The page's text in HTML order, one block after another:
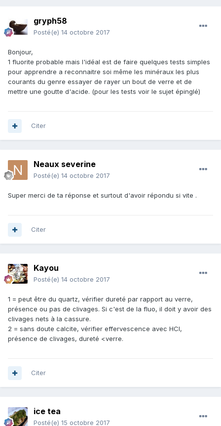
gryph58
Posté(e) 14 octobre 2017
Bonjour,
1 fluorite probable mais l'idéal est de faire quelques tests simples
pour apprendre a reconnaitre soi même les minéraux les plus
courants du genre essayer de rayer un bout de verre et de
mettre une goutte d'acide. (pour les tests voir le sujet épinglé)
Citer
Neaux severine
Posté(e) 14 octobre 2017
Super merci de ta réponse et surtout d'avoir répondu si vite .
Citer
Kayou
Posté(e) 14 octobre 2017
1 = peut être du quartz, vérifier dureté par rapport au verre,
présence ou pas de clivages. Si c'est de la fluo, il doit y avoir des
clivages nets à la cassure.
2 = sans doute calcite, vérifier effervescence avec HCl,
présence de clivages, dureté <verre.
Citer
ice tea
Posté(e) 15 octobre 2017